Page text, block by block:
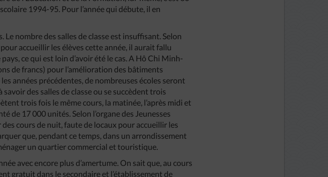
1994-95. Pour l’année qui débute, il en
nombre des salles de classe est insuffisant. Selon
accueillir les élèves cette année, il aurait fallu
ce qui est loin d’avoir été le cas. A Hô Chi Minh-
de francs) pour l’amélioration des bâtiments
années précédentes, de nombreuses écoles seront
savoir des salles de classe ou se succèdent trois
trois fois le même cours, la matinée, l’après midi et
de 17 000 unités. Selon l’organe des Jeunesses
cours de nuit, faute de locaux pour accueillir les
que, pendant ce temps, dans un arrondissement
un quartier commercial et touristique.
avec encore plus d’amertume. On sait que, au cours
gratuit dans le secondaire et l’établissement de